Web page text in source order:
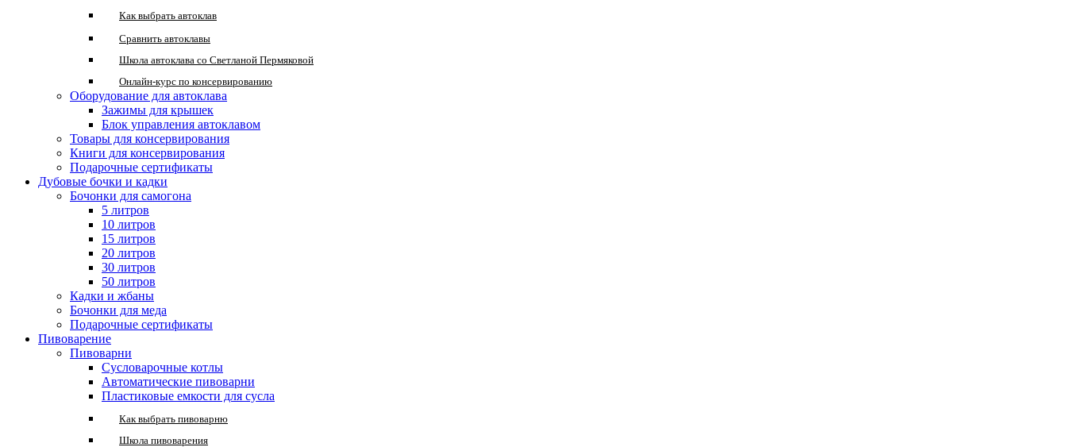
Как выбрать автоклав
Сравнить автоклавы
Школа автоклава со Светланой Пермяковой
Онлайн-курс по консервированию
Оборудование для автоклава
Зажимы для крышек
Блок управления автоклавом
Товары для консервирования
Книги для консервирования
Подарочные сертификаты
Дубовые бочки и кадки
Бочонки для самогона
5 литров
10 литров
15 литров
20 литров
30 литров
50 литров
Кадки и жбаны
Бочонки для меда
Подарочные сертификаты
Пивоварение
Пивоварни
Сусловарочные котлы
Автоматические пивоварни
Пластиковые емкости для сусла
Как выбрать пивоварню
Школа пивоварения